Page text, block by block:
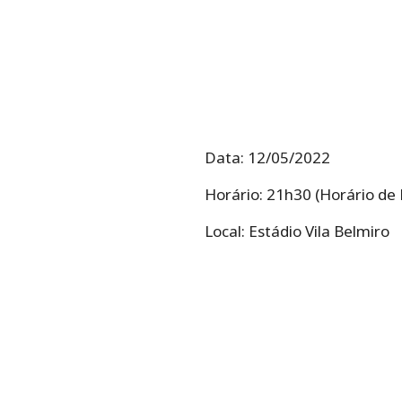
Data: 12/05/2022
Horário: 21h30 (Horário de
Local: Estádio Vila Belmiro